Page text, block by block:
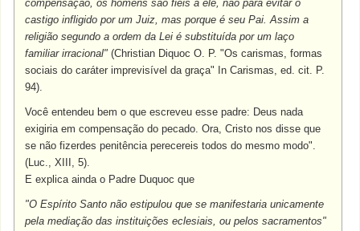
compensação, os homens são fiéis a ele, não para evitar o
castigo infligido por um Juiz, mas porque é seu Pai. Assim a
religião segundo a ordem da Lei é substituída por um laço
familiar irracional" (Christian Diquoc O. P. "Os carismas, formas
sociais do caráter imprevisível da graça" In Carismas, ed. cit. P.
94).
Você entendeu bem o que escreveu esse padre: Deus nada
exigiria em compensação do pecado. Ora, Cristo nos disse que
se não fizerdes penitência perecereis todos do mesmo modo".
(Luc., XIII, 5).
E explica ainda o Padre Duquoc que
"O Espírito Santo não estipulou que se manifestaria unicamente
pela mediação das instituições eclesiais, ou pelos sacramentos"